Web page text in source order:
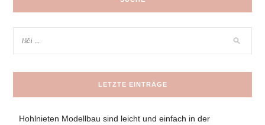
LETZTE EINTRÄGE
Hohlnieten Modellbau sind leicht und einfach in der